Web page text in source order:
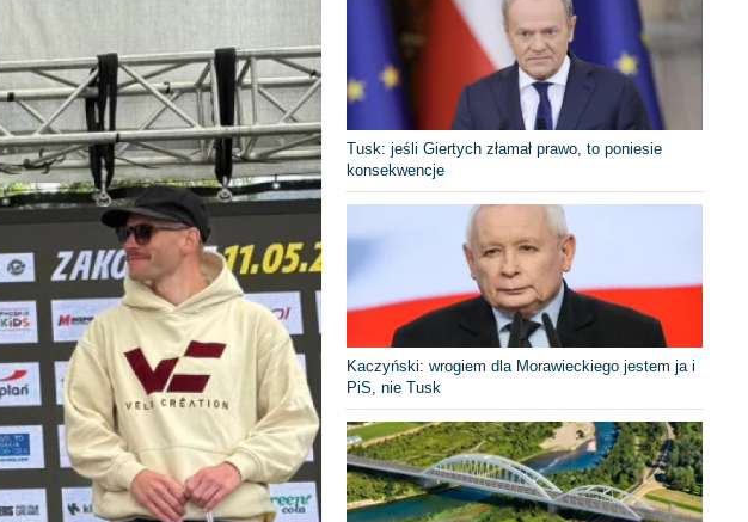
Tusk: jeśli Giertych złamał prawo, to poniesie
konsekwencje
Kaczyński: wrogiem dla Morawieckiego jestem ja i
PiS, nie Tusk